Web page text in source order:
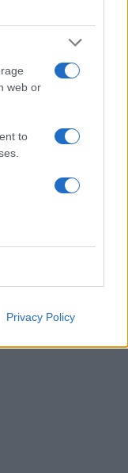
web or
to
Privacy Policy
είχε
ως
το οποίο
της
θεωρούνται
να αποδειχθούν